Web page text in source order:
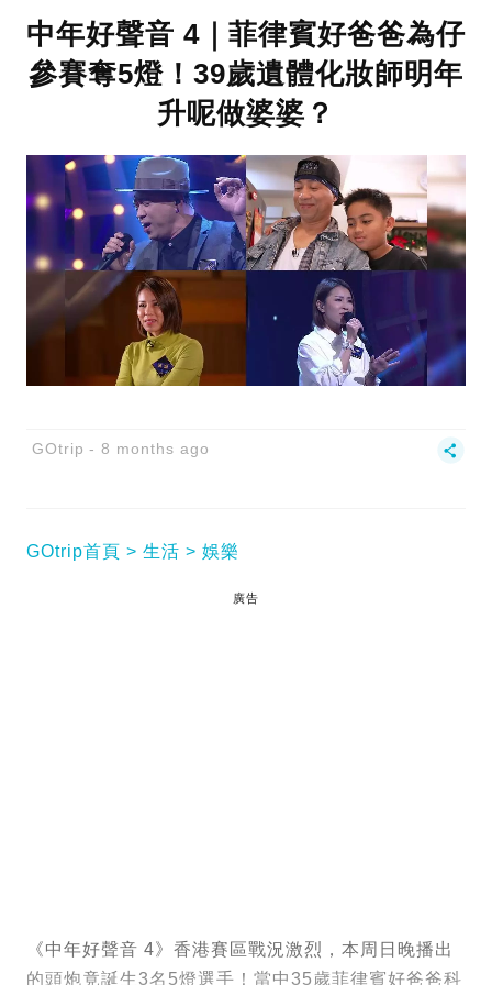
中年好聲音 4｜菲律賓好爸爸為仔
參賽奪5燈！39歲遺體化妝師明年
升呢做婆婆？
GOtrip 8 months ago
GOtrip首頁 生活 娛樂
廣告
《中年好聲音 4》香港賽區戰況激烈，本周日晚播出
的頭炮竟誕生3名5燈選手！當中35歲菲律賓好爸爸科